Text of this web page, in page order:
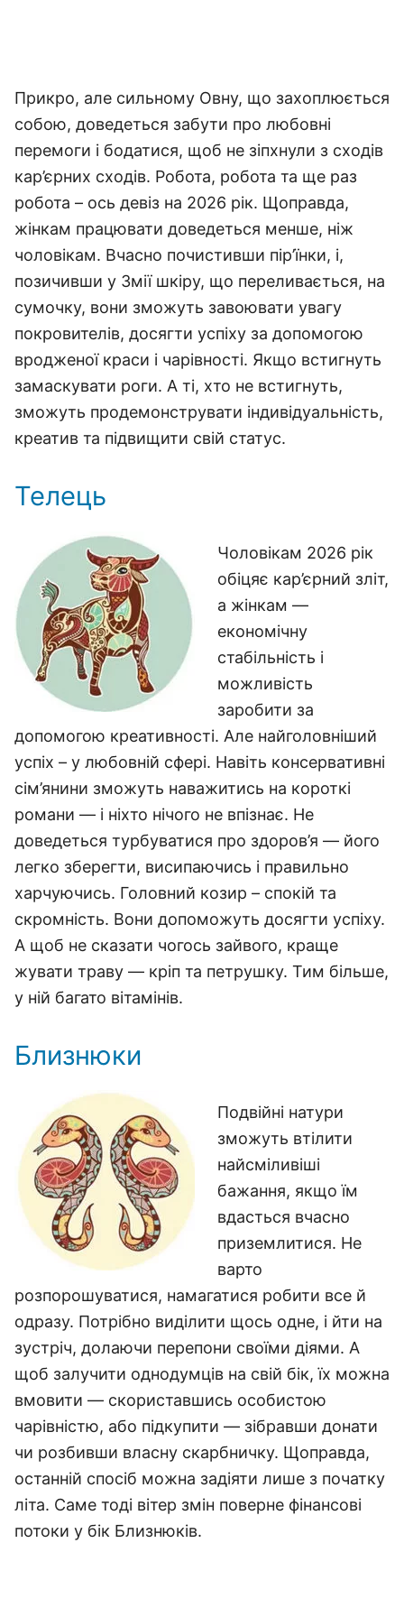
Прикро, але сильному Овну, що захоплюється
собою, доведеться забути про любовні
перемоги і бодатися, щоб не зіпхнули з сходів
кар’єрних сходів. Робота, робота та ще раз
робота – ось девіз на 2026 рік. Щоправда,
жінкам працювати доведеться менше, ніж
чоловікам. Вчасно почистивши пір’їнки, і,
позичивши у Змії шкіру, що переливається, на
сумочку, вони зможуть завоювати увагу
покровителів, досягти успіху за допомогою
вродженої краси і чарівності. Якщо встигнуть
замаскувати роги. А ті, хто не встигнуть,
зможуть продемонструвати індивідуальність,
креатив та підвищити свій статус.
Телець
Чоловікам 2026 рік
обіцяє кар’єрний зліт,
а жінкам —
економічну
стабільність і
можливість
заробити за
допомогою креативності. Але найголовніший
успіх – у любовній сфері. Навіть консервативні
сім’янини зможуть наважитись на короткі
романи — і ніхто нічого не впізнає. Не
доведеться турбуватися про здоров’я — його
легко зберегти, висипаючись і правильно
харчуючись. Головний козир – спокій та
скромність. Вони допоможуть досягти успіху.
А щоб не сказати чогось зайвого, краще
жувати траву — кріп та петрушку. Тим більше,
у ній багато вітамінів.
Близнюки
Подвійні натури
зможуть втілити
найсміливіші
бажання, якщо їм
вдасться вчасно
приземлитися. Не
варто
розпорошуватися, намагатися робити все й
одразу. Потрібно виділити щось одне, і йти на
зустріч, долаючи перепони своїми діями. А
щоб залучити однодумців на свій бік, їх можна
вмовити — скориставшись особистою
чарівністю, або підкупити — зібравши донати
чи розбивши власну скарбничку. Щоправда,
останній спосіб можна задіяти лише з початку
літа. Саме тоді вітер змін поверне фінансові
потоки у бік Близнюків.